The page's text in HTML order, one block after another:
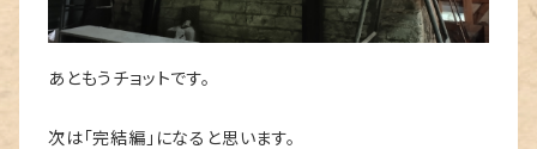
あともうチョットです。
次は「完結編」になると思います。